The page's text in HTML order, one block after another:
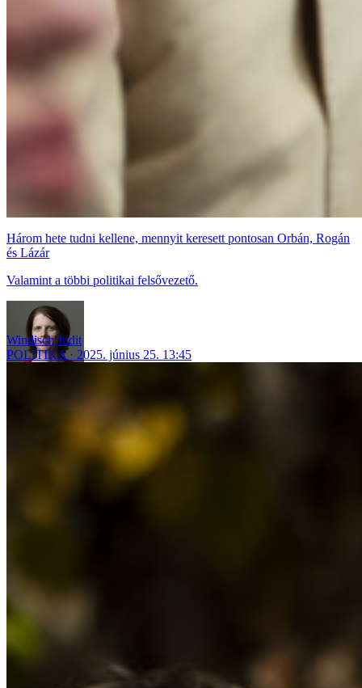
Három hete tudni kellene, mennyit keresett pontosan Orbán, Rogán
és Lázár
Valamint a többi politikai felsővezető.
Windisch Judit
POLITIKA
2025. június 25. 13:45